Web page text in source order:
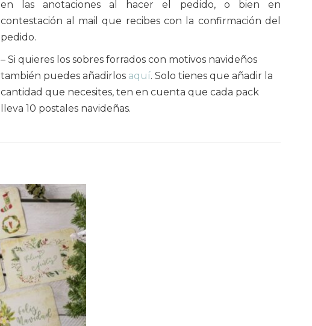
en las anotaciones al hacer el pedido, o bien en
contestación al mail que recibes con la confirmación del
pedido.
– Si quieres los sobres forrados con motivos navideños
también puedes añadirlos aquí. Solo tienes que añadir la
cantidad que necesites, ten en cuenta que cada pack
lleva 10 postales navideñas.